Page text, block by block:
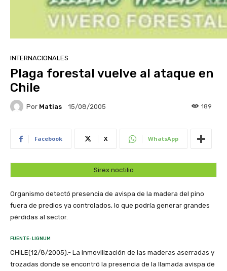
INTERNACIONALES
Plaga forestal vuelve al ataque en
Chile
Por Matias 15/08/2005 189
Facebook X WhatsApp
Sirex noctilio
Organismo detectó presencia de avispa de la madera del pino
fuera de predios ya controlados, lo que podría generar grandes
pérdidas al sector.
FUENTE: LIGNUM
CHILE(12/8/2005).- La inmovilización de las maderas aserradas y
trozadas donde se encontró la presencia de la llamada avispa de